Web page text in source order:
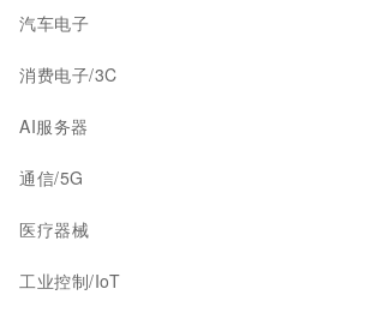
汽车电子
消费电子/3C
AI服务器
通信/5G
医疗器械
工业控制/IoT